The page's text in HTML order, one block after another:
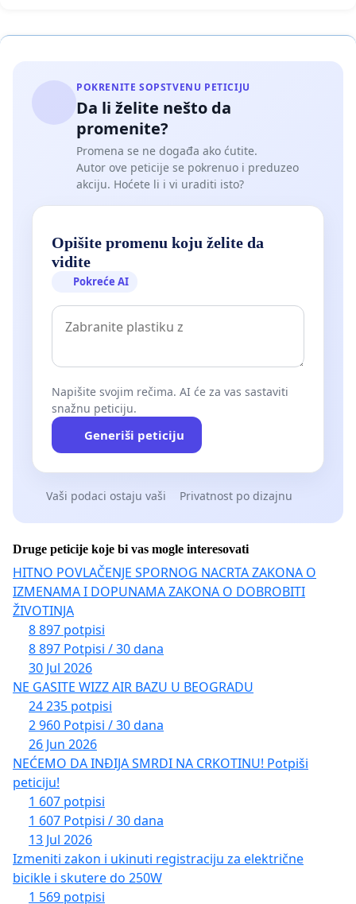
POKRENITE SOPSTVENU PETICIJU
Da li želite nešto da
promenite?
Promena se ne događa ako ćutite.
Autor ove peticije se pokrenuo i preduzeo
akciju. Hoćete li i vi uraditi isto?
Opišite promenu koju želite da
vidite
Pokreće AI
Napišite svojim rečima. AI će za vas sastaviti
snažnu peticiju.
Generiši peticiju
Vaši podaci ostaju vaši Privatnost po dizajnu
Druge peticije koje bi vas mogle interesovati
HITNO POVLAČENJE SPORNOG NACRTA ZAKONA O
IZMENAMA I DOPUNAMA ZAKONA O DOBROBITI
ŽIVOTINJA
8 897 potpisi
8 897 Potpisi / 30 dana
30 Jul 2026
NE GASITE WIZZ AIR BAZU U BEOGRADU
24 235 potpisi
2 960 Potpisi / 30 dana
26 Jun 2026
NEĆEMO DA INĐIJA SMRDI NA CRKOTINU! Potpiši
peticiju!
1 607 potpisi
1 607 Potpisi / 30 dana
13 Jul 2026
Izmeniti zakon i ukinuti registraciju za električne
bicikle i skutere do 250W
1 569 potpisi